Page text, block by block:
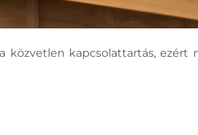
közvetlen kapcsolattartás,